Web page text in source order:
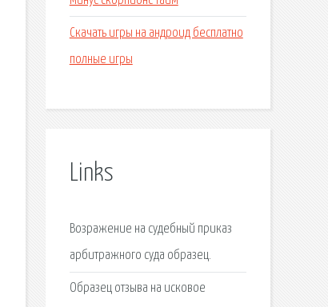
Скачать игры на андроид бесплатно
полные игры
Links
Возражение на судебный приказ
арбитражного суда образец.
Образец отзыва на исковое